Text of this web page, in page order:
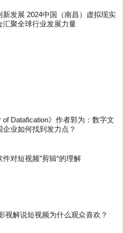
新发展 2024中国（南昌）虚拟现实
汇聚全球行业发展力量
of Datafication》作者郭为：数字文
企业如何找到发力点？
对短视频”剪辑“的理解
视解说短视频为什么观众喜欢？